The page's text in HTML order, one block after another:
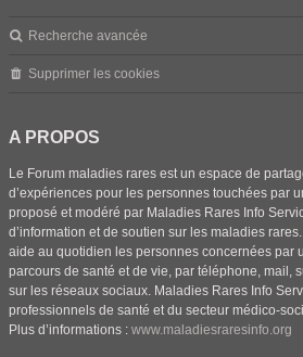
Recherche avancée
Supprimer les cookies
A PROPOS
Le Forum maladies rares est un espace de
d’expériences pour les personnes touchées par
proposé et modéré par Maladies Rares Info
d’information et de soutien sur les maladies
aide au quotidien les personnes concernées par
parcours de santé et de vie, par téléphone, mail,
sur les réseaux sociaux. Maladies Rares Info
professionnels de santé et du secteur médico-
Plus d’informations : www.maladiesraresinfo.org